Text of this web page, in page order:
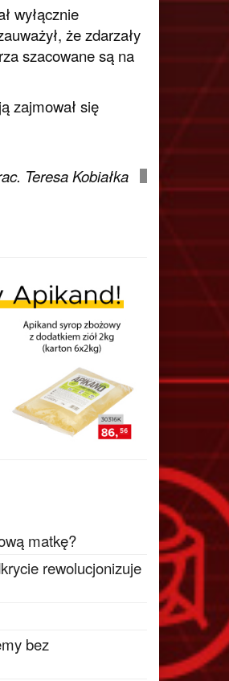
wyłącznie
że zdarzały
szacowane są na
zajmował się
Teresa Kobiałka
matkę?
rewolucjonizuje
bez